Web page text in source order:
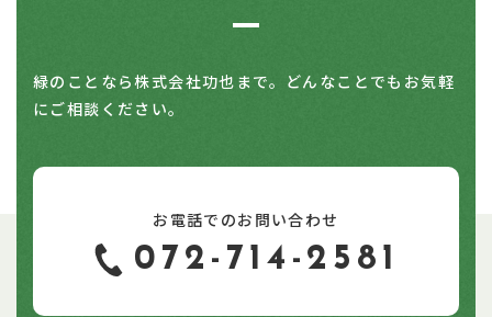
緑のことなら株式会社功也まで。どんなことでもお気軽
にご相談ください。
お電話でのお問い合わせ
072-714-2581